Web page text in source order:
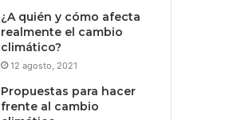
¿A quién y cómo afecta
realmente el cambio
climático?
12 agosto, 2021
Propuestas para hacer
frente al cambio